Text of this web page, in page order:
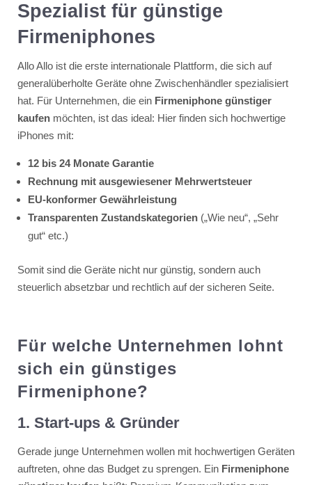
Spezialist für günstige
Firmeniphones
Allo Allo ist die erste internationale Plattform, die sich auf
generalüberholte Geräte ohne Zwischenhändler spezialisiert
hat. Für Unternehmen, die ein Firmeniphone günstiger
kaufenmöchten, ist das ideal: Hier finden sich hochwertige
iPhones mit:
12 bis 24 Monate Garantie
Rechnung mit ausgewiesener Mehrwertsteuer
EU-konformer Gewährleistung
Transparenten Zustandskategorien(„Wie neu“, „Sehr
gut“ etc.)
Somit sind die Geräte nicht nur günstig, sondern auch
steuerlich absetzbar und rechtlich auf der sicheren Seite.
Für welche Unternehmen lohnt
sich ein günstiges
Firmeniphone?
1. Start‑ups & Gründer
Gerade junge Unternehmen wollen mit hochwertigen Geräten
auftreten, ohne das Budget zu sprengen. Ein Firmeniphone